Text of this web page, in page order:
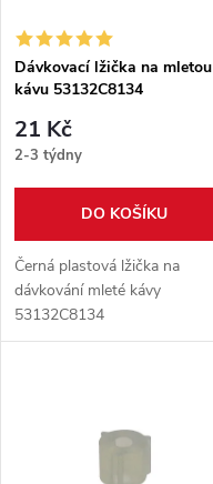
í
p
r
o
d
u
s
p
r
d
u
Dávkovací lžička na mletou
kávu 53132C8134
21 Kč
2-3 týdny
DO KOŠÍKU
Černá plastová lžička na
dávkování mleté kávy
53132C8134